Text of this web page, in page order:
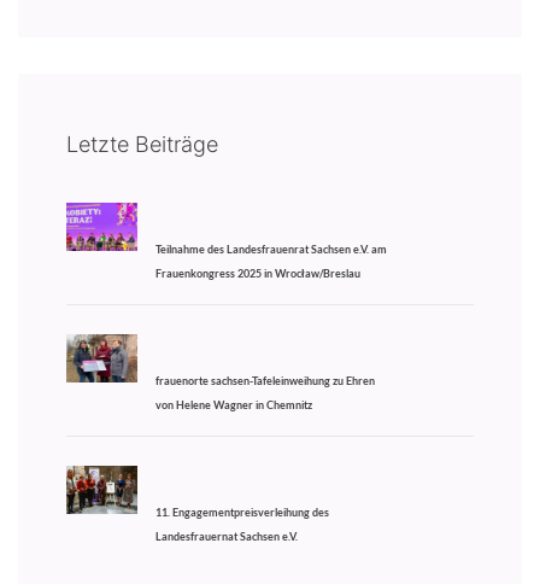
Letzte Beiträge
Teilnahme des Landesfrauenrat Sachsen e.V. am
Frauenkongress 2025 in Wrocław/Breslau
frauenorte sachsen-Tafeleinweihung zu Ehren
von Helene Wagner in Chemnitz
11. Engagementpreisverleihung des
Landesfrauernat Sachsen e.V.